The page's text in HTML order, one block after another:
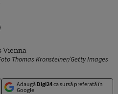
Thomas Kronsteiner/Getty Images
Adaugă Digi24ca sursă preferată în
Google